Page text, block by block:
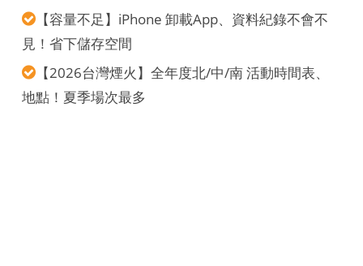
【容量不足】iPhone 卸載App、資料紀錄不會不
見！省下儲存空間
【2026台灣煙火】全年度北/中/南 活動時間表、
地點！夏季場次最多